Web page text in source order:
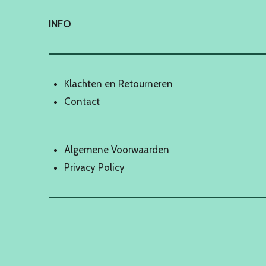
INFO
Klachten en Retourneren
Contact
Algemene Voorwaarden
Privacy Policy